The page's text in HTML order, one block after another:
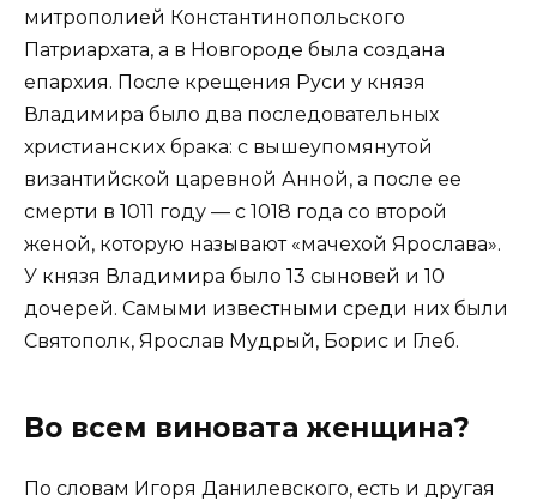
митрополией Константинопольского
Патриархата, а в Новгороде была создана
епархия. После крещения Руси у князя
Владимира было два последовательных
христианских брака: с вышеупомянутой
византийской царевной Анной, а после ее
смерти в 1011 году — с 1018 года со второй
женой, которую называют «мачехой Ярослава».
У князя Владимира было 13 сыновей и 10
дочерей. Самыми известными среди них были
Святополк, Ярослав Мудрый, Борис и Глеб.
Во всем виновата женщина?
По словам Игоря Данилевского, есть и другая